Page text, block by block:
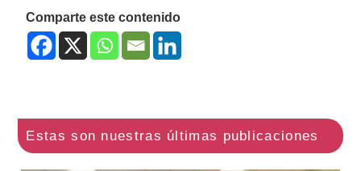
Comparte este contenido